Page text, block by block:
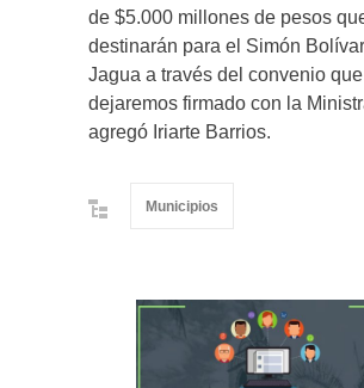
de $5.000 millones de pesos
destinarán para el Simón
Jagua a través del convenio que
dejaremos firmado con la
agregó Iriarte Barrios.
Municipios